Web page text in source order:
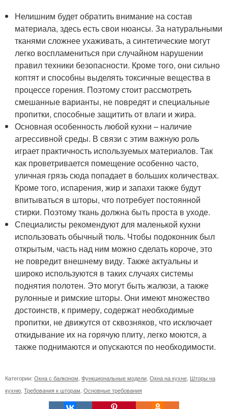
Нелишним будет обратить внимание на состав
материала, здесь есть свои нюансы. За натуральными
тканями сложнее ухаживать, а синтетические могут
легко воспламениться при случайном нарушении
правил техники безопасности. Кроме того, они сильно
коптят и способны выделять токсичные вещества в
процессе горения. Поэтому стоит рассмотреть
смешанные варианты, не повредят и специальные
пропитки, способные защитить от влаги и жира.
Основная особенность любой кухни – наличие
агрессивной среды. В связи с этим важную роль
играет практичность используемых материалов. Так
как проветривается помещение особенно часто,
уличная грязь сюда попадает в больших количествах.
Кроме того, испарения, жир и запахи также будут
впитываться в шторы, что потребует постоянной
стирки. Поэтому ткань должна быть проста в уходе.
Специалисты рекомендуют для маленькой кухни
использовать обычный тюль. Чтобы подоконник был
открытым, часть над ним можно сделать короче, это
не повредит внешнему виду. Также актуальны и
широко используются в таких случаях системы
поднятия полотен. Это могут быть жалюзи, а также
рулонные и римские шторы. Они имеют множество
достоинств, к примеру, содержат необходимые
пропитки, не движутся от сквозняков, что исключает
откидывание их на горячую плиту, легко моются, а
также поднимаются и опускаются по необходимости.
Категории: Окна с балконом Функциональные модели Окна на кухне Шторы на
кухню Требования к шторам Основные требования